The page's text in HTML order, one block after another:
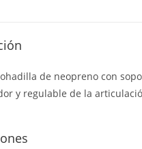
de neopreno con
y regulable de la